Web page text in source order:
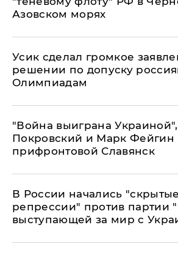
Азовском морях
Усик сделал громкое
решении по допуску
Олимпиадам
"Война выиграна
Покровский и Марк Фейгин
прифронтовой Славянск
В России начались "скрытые
репрессии" против партии
выступающей за мир с